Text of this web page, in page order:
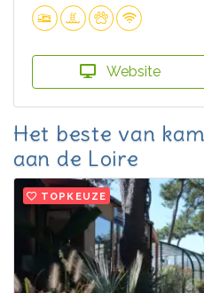
Website
Het beste van
aan de Loire
TOPKEUZE